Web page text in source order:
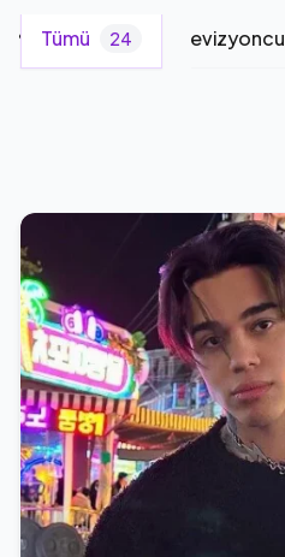
Tümü 24
Manken 1 Televizyoncu